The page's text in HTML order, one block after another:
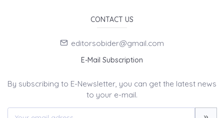
CONTACT US
editorsobider@gmail.com
E-Mail Subscription
By subscribing to E-Newsletter, you can get the latest news
to your e-mail.